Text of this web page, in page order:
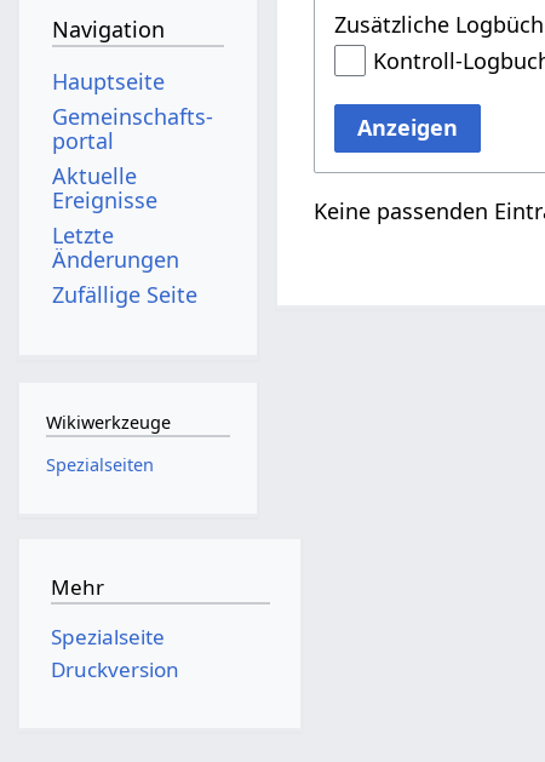
Zusätzliche
Kontroll-
Anzeigen
Keine passenden
Navigation
Hauptseite
Gemeinschafts­
portal
Aktuelle
Ereignisse
Letzte
Änderungen
Zufällige Seite
Wikiwerkzeuge
Spezialseiten
Mehr
Spezialseite
Druckversion